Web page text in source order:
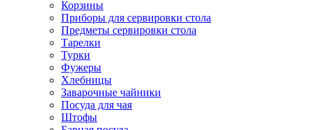
Корзины
Приборы для сервировки стола
Предметы сервировки стола
Тарелки
Турки
Фужеры
Хлебницы
Заварочные чайники
Посуда для чая
Штофы